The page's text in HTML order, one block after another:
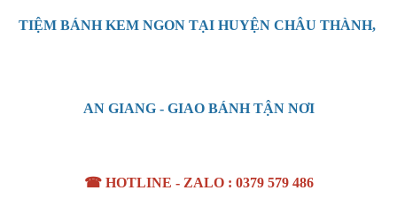
TIỆM BÁNH KEM NGON TẠI HUYỆN CHÂU THÀNH,
AN GIANG - GIAO BÁNH TẬN NƠI
☎ HOTLINE - ZALO : 0379 579 486